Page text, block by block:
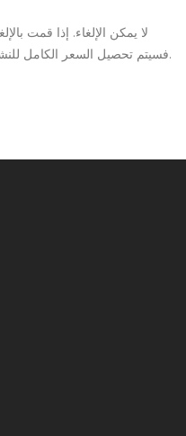
لا يمكن الإلغاء. إذا قمت
فسيتم تحصيل السعر الكامل للنشاط ولن يتم استرداد الأموال التي دفعتها.